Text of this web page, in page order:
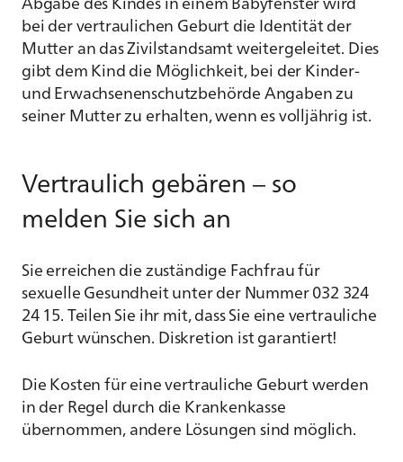
bei der vertraulichen Geburt die Identität der
Mutter an das Zivilstandsamt weitergeleitet. Dies
gibt dem Kind die Möglichkeit, bei der Kinder-
und Erwachsenenschutzbehörde Angaben zu
seiner Mutter zu erhalten, wenn es volljährig ist.
Vertraulich gebären – so
melden Sie sich an
Sie erreichen die zuständige Fachfrau für
sexuelle Gesundheit unter der Nummer 032 324
24 15. Teilen Sie ihr mit, dass Sie eine vertrauliche
Geburt wünschen. Diskretion ist garantiert!
Die Kosten für eine vertrauliche Geburt werden
in der Regel durch die Krankenkasse
übernommen, andere Lösungen sind möglich.